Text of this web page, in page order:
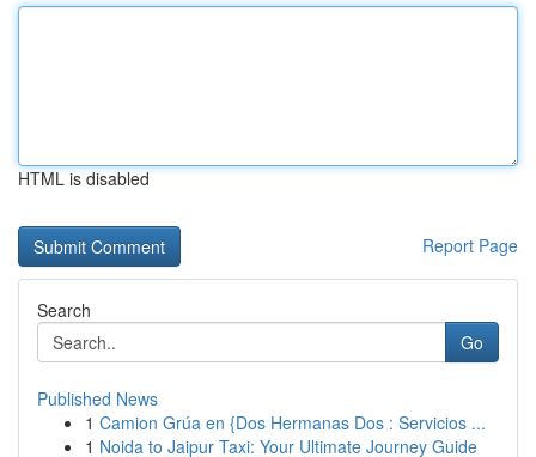
HTML is disabled
Report Page
Search
Go
Published News
1 Camion Grúa en {Dos Hermanas Dos : Servicios ...
1 Noida to Jaipur Taxi: Your Ultimate Journey Guide